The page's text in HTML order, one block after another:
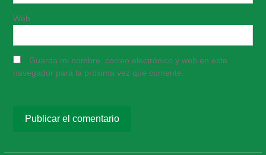
Web
Guarda mi nombre, correo electrónico y web en este
navegador para la próxima vez que comente.